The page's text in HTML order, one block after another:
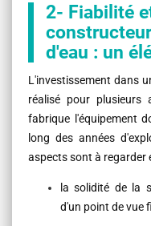
2- Fiabilité
d'eau : un
L'investissement dans
réalisé pour plusieurs
fabrique l'équipement
long des années
aspects sont à regarder
la solidité de la
d'un point de vue